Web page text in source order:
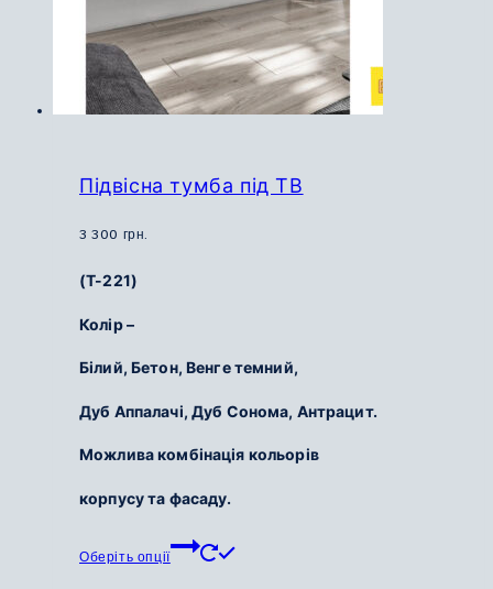
Підвісна тумба під ТВ
3 300 грн.
(Т-221)
Колір –
Білий, Бетон, Венге темний,
Дуб Аппалачі, Дуб Сонома, Антрацит.
Можлива комбінація кольорів
корпусу та фасаду.
Оберіть опції